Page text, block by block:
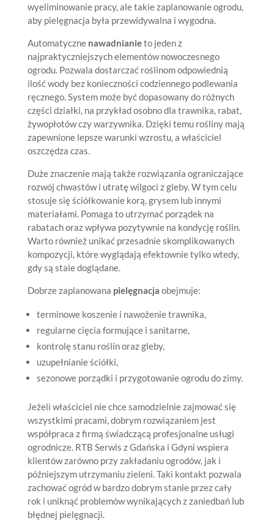
wyeliminowanie pracy, ale takie zaplanowanie ogrodu,
aby pielęgnacja była przewidywalna i wygodna.
Automatyczne nawadnianieto jeden z
najpraktyczniejszych elementów nowoczesnego
ogrodu. Pozwala dostarczać roślinom odpowiednią
ilość wody bez konieczności codziennego podlewania
ręcznego. System może być dopasowany do różnych
części działki, na przykład osobno dla trawnika, rabat,
żywopłotów czy warzywnika. Dzięki temu rośliny mają
zapewnione lepsze warunki wzrostu, a właściciel
oszczędza czas.
Duże znaczenie mają także rozwiązania ograniczające
rozwój chwastów i utratę wilgoci z gleby. W tym celu
stosuje się ściółkowanie korą, grysem lub innymi
materiałami. Pomaga to utrzymać porządek na
rabatach oraz wpływa pozytywnie na kondycję roślin.
Warto również unikać przesadnie skomplikowanych
kompozycji, które wyglądają efektownie tylko wtedy,
gdy są stale doglądane.
Dobrze zaplanowana pielęgnacja obejmuje:
terminowe koszenie i nawożenie trawnika,
regularne cięcia formujące i sanitarne,
kontrolę stanu roślin oraz gleby,
uzupełnianie ściółki,
sezonowe porządki i przygotowanie ogrodu do zimy.
Jeżeli właściciel nie chce samodzielnie zajmować się
wszystkimi pracami, dobrym rozwiązaniem jest
współpraca z firmą świadczącą profesjonalne usługi
ogrodnicze. RTB Serwis z Gdańska i Gdyni wspiera
klientów zarówno przy zakładaniu ogrodów, jak i
późniejszym utrzymaniu zieleni. Taki kontakt pozwala
zachować ogród w bardzo dobrym stanie przez cały
rok i uniknąć problemów wynikających z zaniedbań lub
błędnej pielęgnacji.